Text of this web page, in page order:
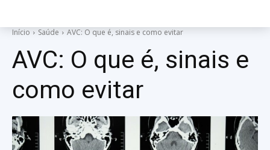
Início Saúde AVC: O que é, sinais e como evitar
AVC: O que é, sinais e
como evitar